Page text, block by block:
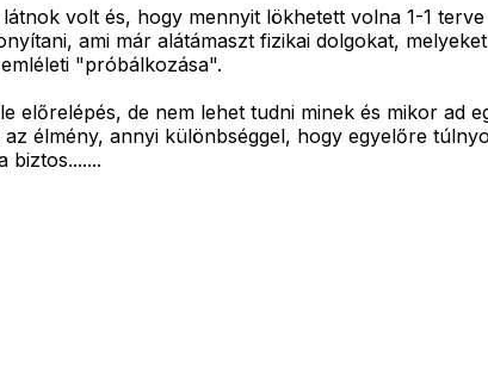
volt és, hogy mennyit lökhetett volna 1-1 terve
ami már alátámaszt fizikai dolgokat,
"próbálkozása".
előrelépés, de nem lehet tudni minek és mikor ad
élmény, annyi különbséggel, hogy egyelőre
biztos.......